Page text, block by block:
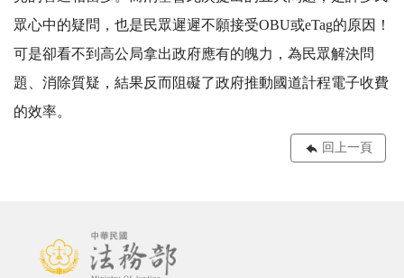
眾心中的疑問，也是民眾遲遲不願接受OBU或eTag的原因！
可是卻看不到高公局拿出政府應有的魄力，為民眾解決問
題、消除質疑，結果反而阻礙了政府推動國道計程電子收費
的效率。
回上一頁